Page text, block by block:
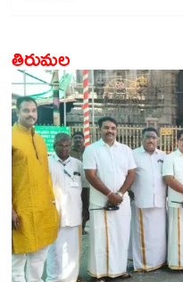
మీ
ఊపిరి
ఆపేస్తాం:
పాక్
ISPR
చీఫ్
కారుకూతలు
తిరుమల